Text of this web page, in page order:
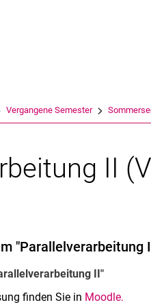
Vergangene Semester
II
"Parallelverarbeitung
II"
finden Sie in Moodle.